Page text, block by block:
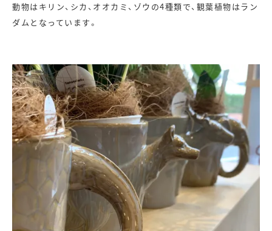
動物はキリン、シカ、オオカミ、ゾウの4種類で、観葉植物はラン
ダムとなっています。